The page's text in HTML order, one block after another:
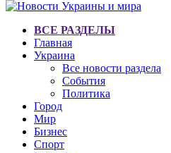
ВСЕ РАЗДЕЛЫ
Главная
Украина
Все новости раздела
События
Политика
Город
Мир
Бизнес
Спорт